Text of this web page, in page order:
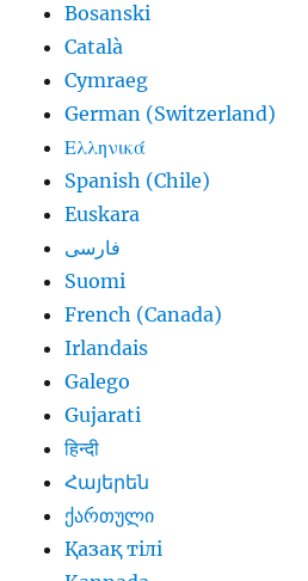
Bosanski
Català
Cymraeg
German (Switzerland)
Ελληνικά
Spanish (Chile)
Euskara
فارسی
Suomi
French (Canada)
Irlandais
Galego
Gujarati
हिन्दी
Հայերեն
ქართული
Қазақ тілі